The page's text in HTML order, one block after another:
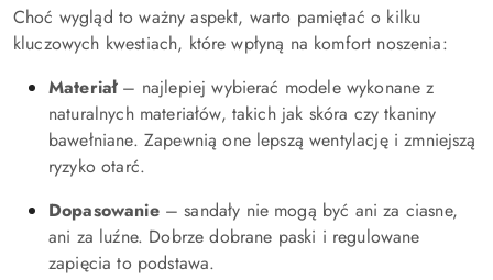
Choć wygląd to ważny aspekt, warto pamiętać o kilku
kluczowych kwestiach, które wpłyną na komfort noszenia:
Materiał– najlepiej wybierać modele wykonane z
naturalnych materiałów, takich jak skóra czy tkaniny
bawełniane. Zapewnią one lepszą wentylację i zmniejszą
ryzyko otarć.
Dopasowanie– sandały nie mogą być ani za ciasne,
ani za luźne. Dobrze dobrane paski i regulowane
zapięcia to podstawa.